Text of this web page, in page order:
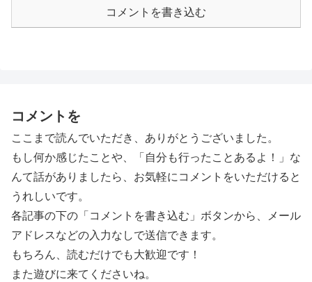
コメントを書き込む
コメントを
ここまで読んでいただき、ありがとうございました。
もし何か感じたことや、「自分も行ったことあるよ！」な
んて話がありましたら、お気軽にコメントをいただけると
うれしいです。
各記事の下の「コメントを書き込む」ボタンから、メール
アドレスなどの入力なしで送信できます。
もちろん、読むだけでも大歓迎です！
また遊びに来てくださいね。